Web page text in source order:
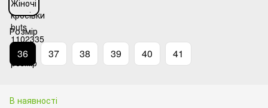
Розмір
36 37 38 39 40 41
В наявності